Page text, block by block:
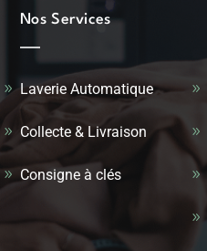
Nos Services
Laverie Automatique
Collecte & Livraison
Consigne à clés